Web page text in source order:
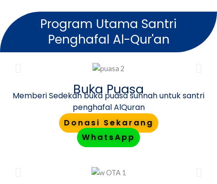
Program Utama Santri
Penghafal Al-Qur'an
Buka Puasa
Memberi Sedekah buka puasa sunnah untuk santri
penghafal AlQuran
Donasi Sekarang
WhatsApp